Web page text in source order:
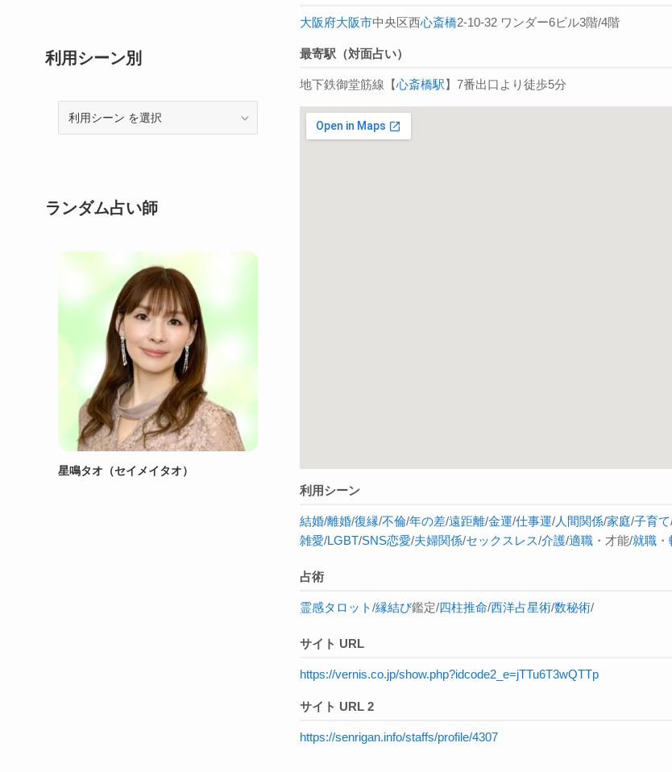
大阪府大阪市中央区西心斎橋2-10-32 ワンダー6ビル3階/4階
最寄駅（対面占い）
地下鉄御堂筋線【心斎橋駅】7番出口より徒歩5分
利用シーン
結婚/離婚/復縁/不倫/年の差/遠距離/金運/仕事運/人間関係/家庭/子育て
雑愛/LGBT/SNS恋愛/夫婦関係/セックスレス/介護/適職 ・才能/就職 ・
占術
霊感タロット/縁結び鑑定/四柱推命/西洋占星術/数秘術/
サイト URL
https://vernis.co.jp/show.php?idcode2_e=jTTu6T3wQTTp
サイト URL 2
https://senrigan.info/staffs/profile/4307
利用シーン別
ランダム占い師
星鳴タオ（セイメイタオ）